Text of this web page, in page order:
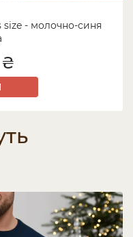
size - молочно-синя
₴